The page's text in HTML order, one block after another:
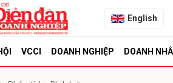
English
VCCI DOANH NGHIỆP DOANH